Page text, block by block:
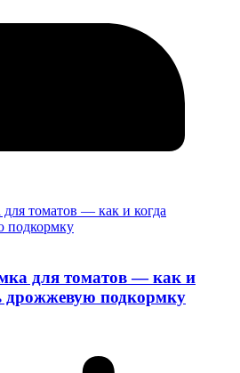
для томатов — как и
дрожжевую подкормку